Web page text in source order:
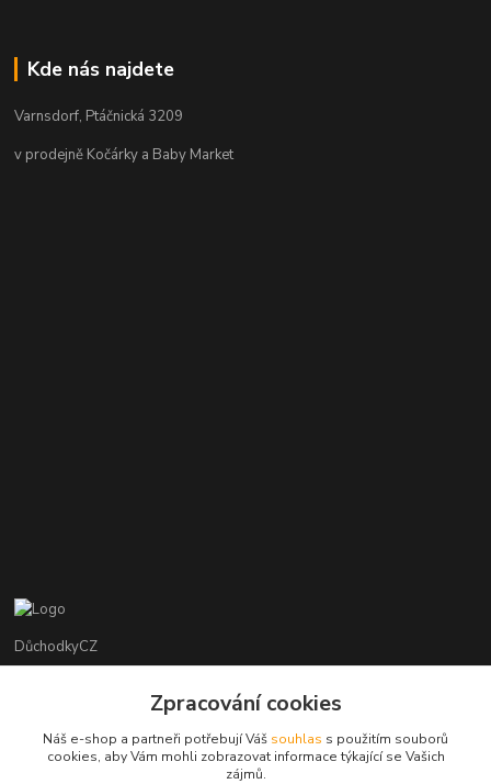
Kde nás najdete
Varnsdorf, Ptáčnická 3209
v prodejně Kočárky a Baby Market
DůchodkyCZ
+420 412384749
objednavky@duchodky.cz
Zpracování cookies
Náš e-shop a partneři potřebují Váš souhlas s použitím souborů
cookies, aby Vám mohli zobrazovat informace týkající se Vašich
zájmů.